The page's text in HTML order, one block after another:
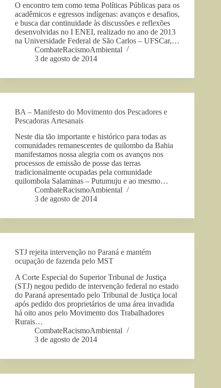
O encontro tem como tema Políticas Públicas para os
acadêmicos e egressos indígenas: avanços e desafios,
e busca dar continuidade às discussões e reflexões
desenvolvidas no I ENEI, realizado no ano de 2013
na Universidade Federal de São Carlos – UFSCar,…
CombateRacismoAmbiental
3 de agosto de 2014
BA – Manifesto do Movimento dos Pescadores e
Pescadoras Artesanais
Neste dia tão importante e histórico para todas as
comunidades remanescentes de quilombo da Bahia
manifestamos nossa alegria com os avanços nos
processos de emissão de posse das terras
tradicionalmente ocupadas pela comunidade
quilombola Salaminas – Putumuju e ao mesmo…
CombateRacismoAmbiental
3 de agosto de 2014
STJ rejeita intervenção no Paraná e mantém
ocupação de fazenda pelo MST
A Corte Especial do Superior Tribunal de Justiça
(STJ) negou pedido de intervenção federal no estado
do Paraná apresentado pelo Tribunal de Justiça local
após pedido dos proprietários de uma área invadida
há oito anos pelo Movimento dos Trabalhadores
Rurais…
CombateRacismoAmbiental
3 de agosto de 2014